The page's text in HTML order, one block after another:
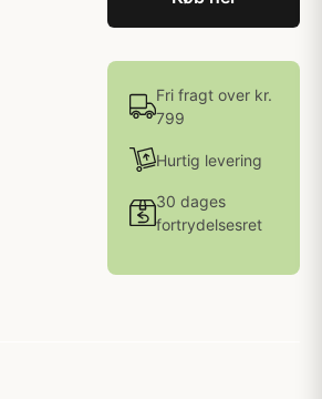
Fri fragt over kr.
799
Hurtig levering
30 dages
fortrydelsesret